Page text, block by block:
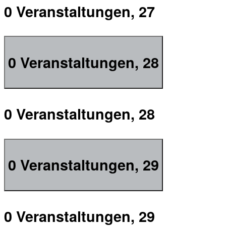
0 Veranstaltungen, 27
0 Veranstaltungen, 28
0 Veranstaltungen, 28
0 Veranstaltungen, 29
0 Veranstaltungen, 29